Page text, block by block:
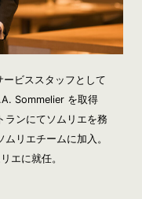
ビススタッフとして
Sommelier を取得
ランにてソムリエを務
リエチームに加入。
エに就任。